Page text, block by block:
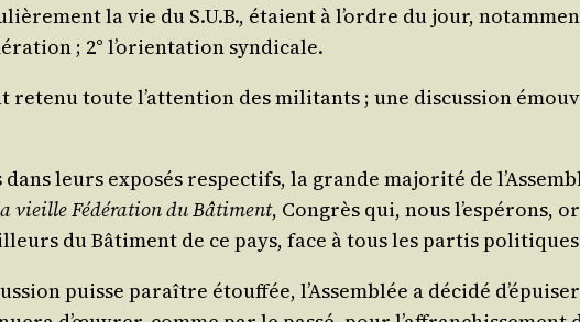
la vie du S.U.B., étaient à l’ordre du jour,
; 2° l’o­rien­ta­tion syndicale.
toute l’at­ten­tion des mili­tants ; une dis­cus­sion
leurs expo­sés res­pec­tifs, la grande majo­ri­té de
vieille Fédé­ra­tion du Bâti­ment, Congrès qui, nous l’es­pé­rons,
du Bâti­ment de ce pays, face à tous les par­tis
puisse paraître étouf­fée, l’As­sem­blée a déci­dé